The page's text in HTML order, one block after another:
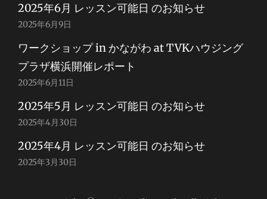
2025年6月 レッスン可能日 のお知らせ
2025年6月9日
ワークショップ in かながわ at TVKハウジング
プラザ横浜開催レポート
2025年6月11日
2025年5月 レッスン可能日 のお知らせ
2025年4月30日
2025年4月 レッスン可能日 のお知らせ
2025年3月30日